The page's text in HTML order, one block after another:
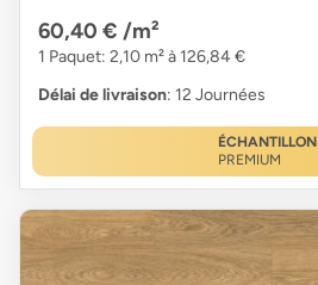
60,40 € /m²
1 Paquet: 2,10 m² à 126,84 €
Délai de livraison: 12 Journées
ÉCHANTILLON
PREMIUM